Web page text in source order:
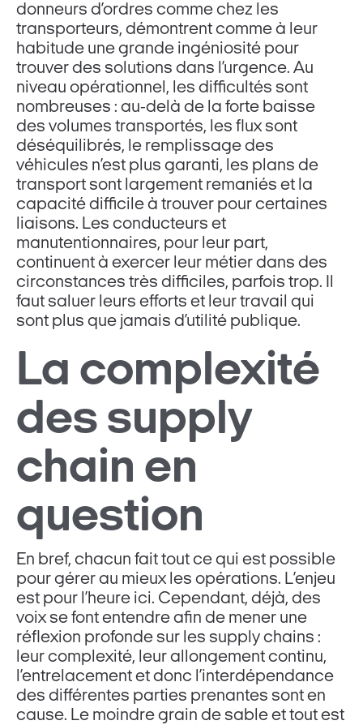
donneurs d’ordres comme chez les
transporteurs, démontrent comme à leur
habitude une grande ingéniosité pour
trouver des solutions dans l’urgence. Au
niveau opérationnel, les difficultés sont
nombreuses : au-delà de la forte baisse
des volumes transportés, les flux sont
déséquilibrés, le remplissage des
véhicules n’est plus garanti, les plans de
transport sont largement remaniés et la
capacité difficile à trouver pour certaines
liaisons. Les conducteurs et
manutentionnaires, pour leur part,
continuent à exercer leur métier dans des
circonstances très difficiles, parfois trop. Il
faut saluer leurs efforts et leur travail qui
sont plus que jamais d’utilité publique.
La complexité
des supply
chain en
question
En bref, chacun fait tout ce qui est possible
pour gérer au mieux les opérations. L’enjeu
est pour l’heure ici. Cependant, déjà, des
voix se font entendre afin de mener une
réflexion profonde sur les supply chains :
leur complexité, leur allongement continu,
l’entrelacement et donc l’interdépendance
des différentes parties prenantes sont en
cause. Le moindre grain de sable et tout est